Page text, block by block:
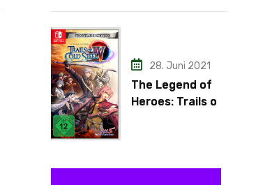
28. Juni 2021
The Legend of
Heroes: Trails of